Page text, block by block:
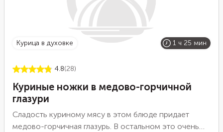
курица в духовке 1 ч 25 мин
4.8(28)
Куриные ножки в медово-горчичной
глазури
Сладость куриному мясу в этом блюде придает
медово-горчичная глазурь. В остальном это очень